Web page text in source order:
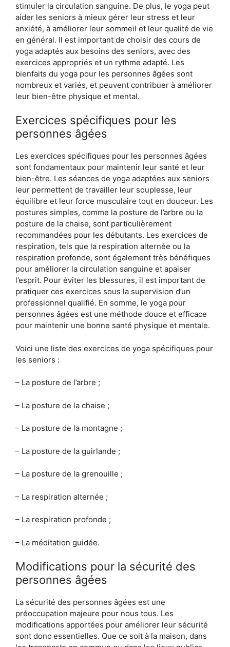
stimuler la circulation sanguine. De plus, le yoga peut
aider les seniors à mieux gérer leur stress et leur
anxiété, à améliorer leur sommeil et leur qualité de vie
en général. Il est important de choisir des cours de
yoga adaptés aux besoins des seniors, avec des
exercices appropriés et un rythme adapté. Les
bienfaits du yoga pour les personnes âgées sont
nombreux et variés, et peuvent contribuer à améliorer
leur bien-être physique et mental.
Exercices spécifiques pour les
personnes âgées
Les exercices spécifiques pour les personnes âgées
sont fondamentaux pour maintenir leur santé et leur
bien-être. Les séances de yoga adaptées aux seniors
leur permettent de travailler leur souplesse, leur
équilibre et leur force musculaire tout en douceur. Les
postures simples, comme la posture de l’arbre ou la
posture de la chaise, sont particulièrement
recommandées pour les débutants. Les exercices de
respiration, tels que la respiration alternée ou la
respiration profonde, sont également très bénéfiques
pour améliorer la circulation sanguine et apaiser
l’esprit. Pour éviter les blessures, il est important de
pratiquer ces exercices sous la supervision d’un
professionnel qualifié. En somme, le yoga pour
personnes âgées est une méthode douce et efficace
pour maintenir une bonne santé physique et mentale.
Voici une liste des exercices de yoga spécifiques pour
les seniors :
– La posture de l’arbre ;
– La posture de la chaise ;
– La posture de la montagne ;
– La posture de la guirlande ;
– La posture de la grenouille ;
– La respiration alternée ;
– La respiration profonde ;
– La méditation guidée.
Modifications pour la sécurité des
personnes âgées
La sécurité des personnes âgées est une
préoccupation majeure pour nous tous. Les
modifications apportées pour améliorer leur sécurité
sont donc essentielles. Que ce soit à la maison, dans